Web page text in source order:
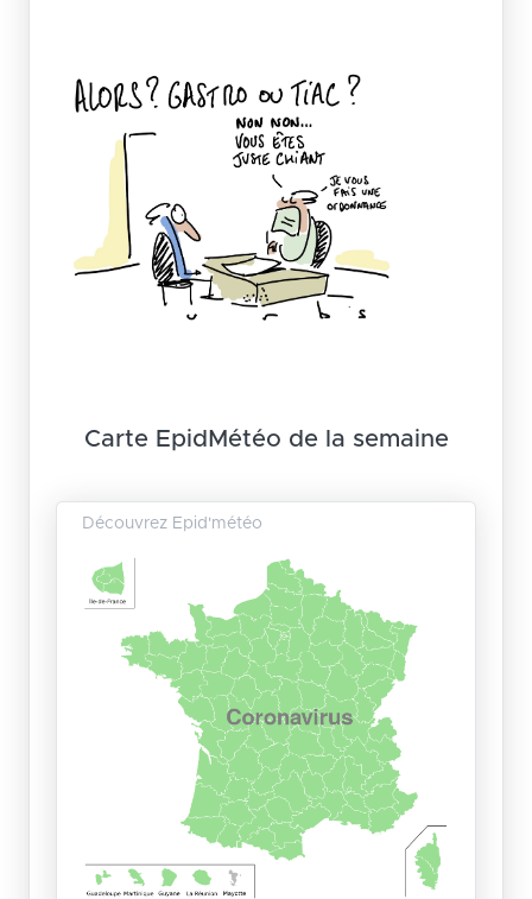
Carte EpidMétéo de la semaine
Découvrez Epid'météo